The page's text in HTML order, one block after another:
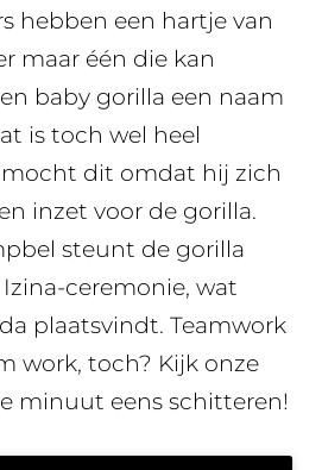
hebben een hartje van
maar één die kan
baby gorilla een naam
is toch wel heel
mocht dit omdat hij zich
inzet voor de gorilla.
steunt de gorilla
ceremonie, wat
plaatsvindt. Teamwork
work, toch? Kijk onze
minuut eens schitteren!